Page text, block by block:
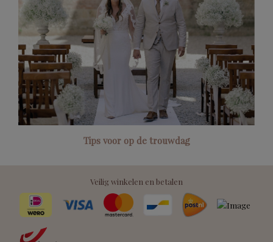
Tips voor op de trouwdag
Veilig winkelen en betalen